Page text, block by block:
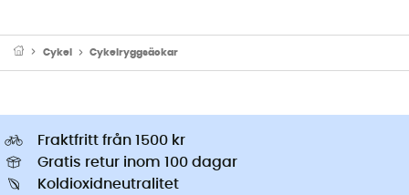
Cykel Cykelryggsäckar
Fraktfritt från 1500 kr
Gratis retur inom 100 dagar
Koldioxidneutralitet